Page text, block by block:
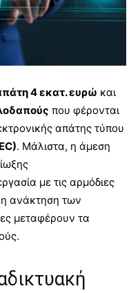
4 εκατ. ευρώ και
που φέρονται
απάτης τύπου
. Μάλιστα, η άμεση
με τις αρμόδιες
ανάκτηση των
μεταφέρουν τα